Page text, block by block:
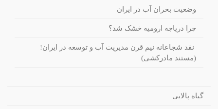
وضعیت بحران آب در ایران
چرا دریاچه ارومیه خشک شد؟
نقد شجاعانه نیم قرن مدیریت آب و توسعه در ایران!
(مستند مادرکشی)
گیاه پالایی